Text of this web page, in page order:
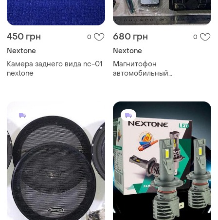
450 грн 0
Nextone
Камера заднего вида nc-01
nextone
680 грн 0
Nextone
Магнитофон
автомобильный
sd aux mp3 wma bluetooth